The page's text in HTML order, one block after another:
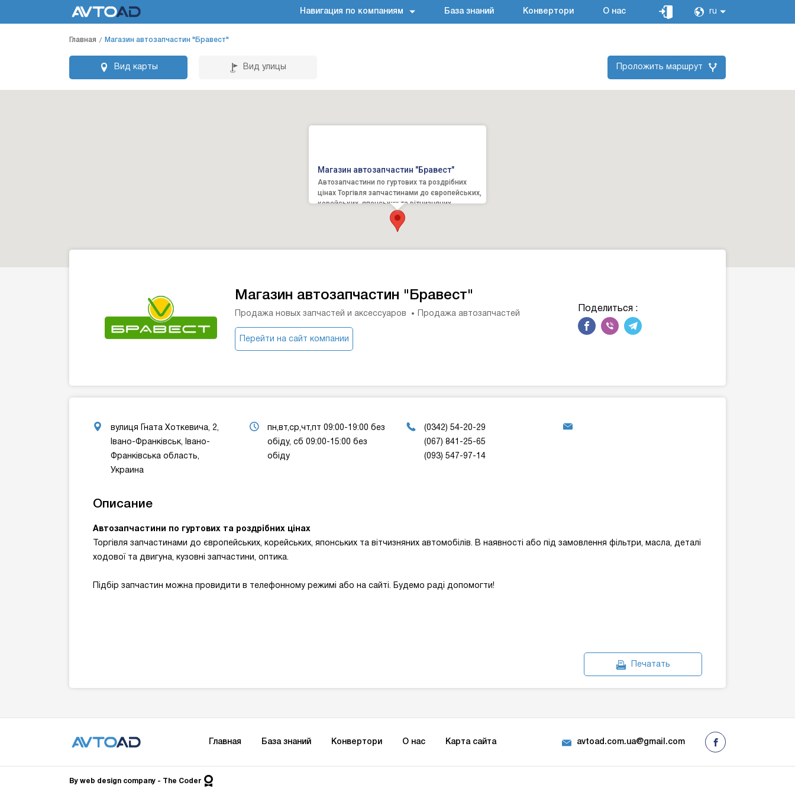
Навигация по компаниям База знаний Конвертори О нас ru
Главная Магазин автозапчастин "Бравест"
Вид карты Вид улицы Проложить маршрут
Магазин автозапчастин "Бравест"
Автозапчастини по гуртових та роздрібних
цінах Торгівля запчастинами до європейських,
корейських, японських та вітчизняних
автомобілів. В наявності...
Магазин автозапчастин "Бравест"
Продажа новых запчастей и аксессуаров Продажа автозапчастей
Перейти на сайт компании
Поделиться :
вулиця Гната Хоткевича, 2,
Івано-Франківськ, Івано-
Франківська область,
Украина
пн,вт,ср,чт,пт 09:00-19:00 без
обіду, сб 09:00-15:00 без
обіду
(0342) 54-20-29
(067) 841-25-65
(093) 547-97-14
Описание
Автозапчастини по гуртових та роздрібних цінах
Торгівля запчастинами до європейських, корейських, японських та вітчизняних автомобілів. В наявності або під замовлення фільтри, масла, деталі
ходової та двигуна, кузовні запчастини, оптика.
Підбір запчастин можна провидити в телефонному режимі або на сайті. Будемо раді допомогти!
Печатать
Главная База знаний Конвертори О нас Карта сайта avtoad.com.ua@gmail.com
By web design company - The Сoder